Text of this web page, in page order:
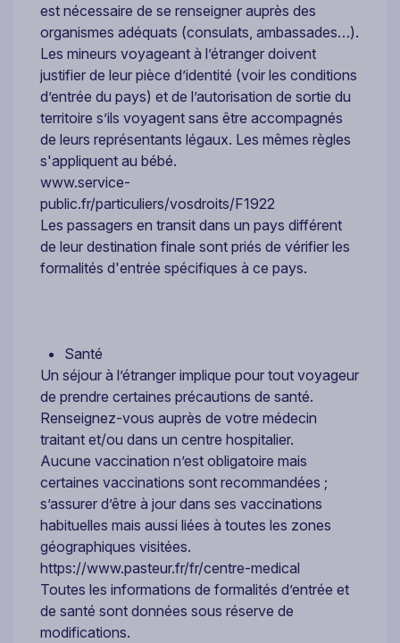
est nécessaire de se renseigner auprès des
organismes adéquats (consulats, ambassades…).
Les mineurs voyageant à l’étranger doivent
justifier de leur pièce d’identité (voir les conditions
d’entrée du pays) et de l’autorisation de sortie du
territoire s’ils voyagent sans être accompagnés
de leurs représentants légaux. Les mêmes règles
s'appliquent au bébé.
www.service-
public.fr/particuliers/vosdroits/F1922
Les passagers en transit dans un pays différent
de leur destination finale sont priés de vérifier les
formalités d'entrée spécifiques à ce pays.
Santé
Un séjour à l’étranger implique pour tout voyageur
de prendre certaines précautions de santé.
Renseignez-vous auprès de votre médecin
traitant et/ou dans un centre hospitalier.
Aucune vaccination n’est obligatoire mais
certaines vaccinations sont recommandées ;
s’assurer d’être à jour dans ses vaccinations
habituelles mais aussi liées à toutes les zones
géographiques visitées.
https://www.pasteur.fr/fr/centre-medical
Toutes les informations de formalités d’entrée et
de santé sont données sous réserve de
modifications.